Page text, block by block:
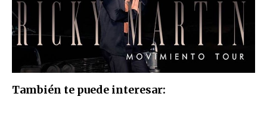
También te puede interesar: